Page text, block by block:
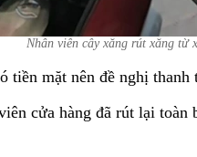
Nhân viên cây xăng rút xăng từ
mặt nên đề nghị
cửa hàng đã rút lại